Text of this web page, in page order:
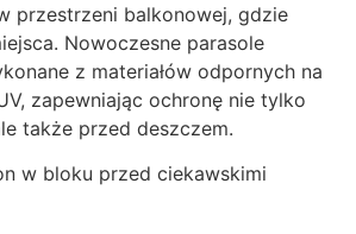
przestrzeni balkonowej, gdzie
Nowoczesne parasole
z materiałów odpornych na
zapewniając ochronę nie tylko
także przed deszczem.
w bloku przed ciekawskimi